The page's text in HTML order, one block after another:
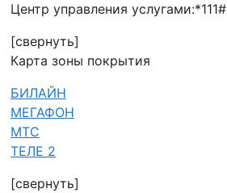
Центр управления услугами:*111#
[свернуть]
Карта зоны покрытия
БИЛАЙН
МЕГАФОН
МТС
ТЕЛЕ 2
[свернуть]